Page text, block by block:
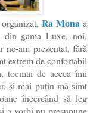
Ra Mona a
din gama Luxe, noi,
am prezentat, fără
extrem de confortabil
tocmai de aceea îmi
și mai puțin mă simt
încercând să leg
a vorbi nu presupune